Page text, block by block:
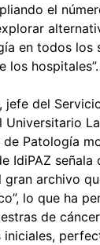
el
en todos los
los hospitales”.
, jefe del
Universitario
Patología
IdiPAZ señala
gran archivo
lo que ha
de